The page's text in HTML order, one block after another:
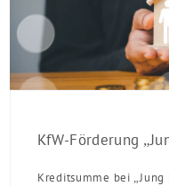
Kreditsumme bei